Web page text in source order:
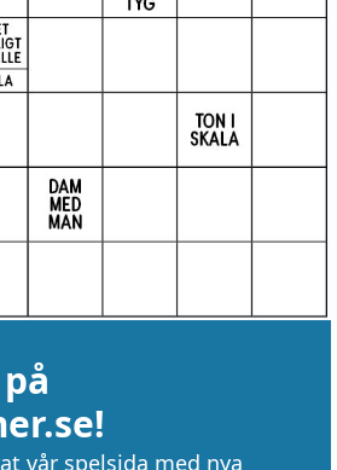
vår spelsida med nya